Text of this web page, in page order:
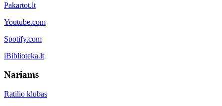
Pakartot.lt
Youtube.com
Spotify.com
iBiblioteka.lt
Nariams
Ratilio klubas